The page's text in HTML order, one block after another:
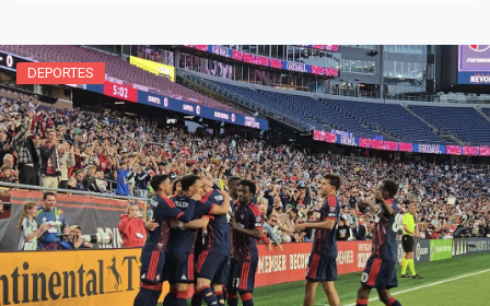
Suscribír
DEPORTES